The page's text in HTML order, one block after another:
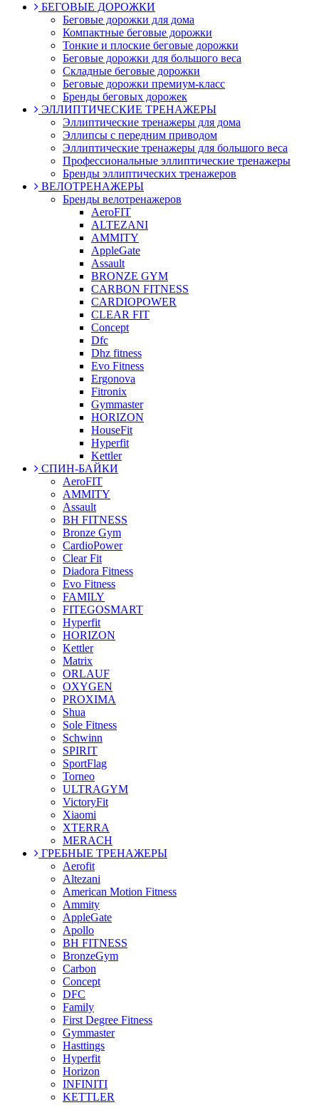
БЕГОВЫЕ ДОРОЖКИ
Беговые дорожки для дома
Компактные беговые дорожки
Тонкие и плоские беговые дорожки
Беговые дорожки для большого веса
Складные беговые дорожки
Беговые дорожки премиум-класс
Бренды беговых дорожек
ЭЛЛИПТИЧЕСКИЕ ТРЕНАЖЕРЫ
Эллиптические тренажеры для дома
Эллипсы с передним приводом
Эллиптические тренажеры для большого веса
Профессиональные эллиптические тренажеры
Бренды эллиптических тренажеров
ВЕЛОТРЕНАЖЕРЫ
Бренды велотренажеров
AeroFIT
ALTEZANI
AMMITY
AppleGate
Assault
BRONZE GYM
CARBON FITNESS
CARDIOPOWER
CLEAR FIT
Concept
Dfc
Dhz fitness
Evo Fitness
Ergonova
Fitronix
Gymmaster
HORIZON
HouseFit
Hyperfit
Kettler
СПИН-БАЙКИ
AeroFIT
AMMITY
Assault
BH FITNESS
Bronze Gym
CardioPower
Clear Fit
Diadora Fitness
Evo Fitness
FAMILY
FITEGOSMART
Hyperfit
HORIZON
Kettler
Matrix
ORLAUF
OXYGEN
PROXIMA
Shua
Sole Fitness
Schwinn
SPIRIT
SportFlag
Torneo
ULTRAGYM
VictoryFit
Xiaomi
XTERRA
MERACH
ГРЕБНЫЕ ТРЕНАЖЕРЫ
Aerofit
Altezani
American Motion Fitness
Ammity
AppleGate
Apollo
BH FITNESS
BronzeGym
Carbon
Concept
DFC
Family
First Degree Fitness
Gymmaster
Hasttings
Hyperfit
Horizon
INFINITI
KETTLER